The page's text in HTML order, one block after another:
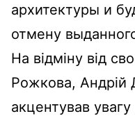
архитектуры и
отмену
На відміну від
Рожкова, Андрій
акцентував